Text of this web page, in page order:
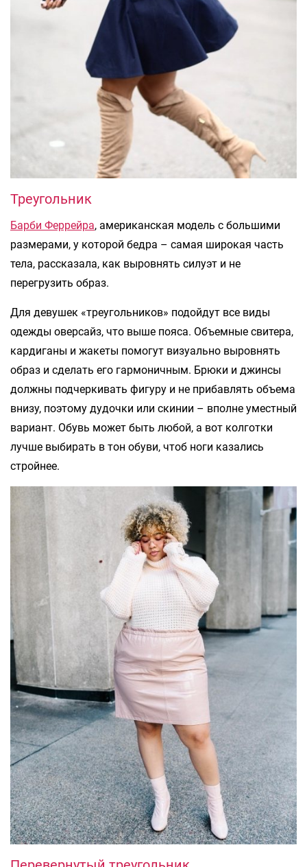
Треугольник
Барби Феррейра, американская модель с большими
размерами, у которой бедра – самая широкая часть
тела, рассказала, как выровнять силуэт и не
перегрузить образ.
Для девушек «треугольников» подойдут все виды
одежды оверсайз, что выше пояса. Объемные свитера,
кардиганы и жакеты помогут визуально выровнять
образ и сделать его гармоничным. Брюки и джинсы
должны подчеркивать фигуру и не прибавлять объема
внизу, поэтому дудочки или скинии – вполне уместный
вариант. Обувь может быть любой, а вот колготки
лучше выбирать в тон обуви, чтоб ноги казались
стройнее.